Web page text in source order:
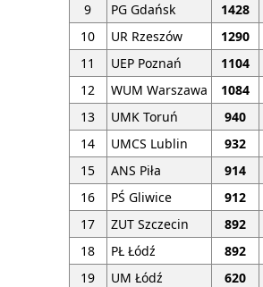
9
PG Gdańsk 1428
10
UR Rzeszów 1290
11
UEP Poznań 1104
12
WUM Warszawa 1084
13
UMK Toruń 940
14
UMCS Lublin 932
15
ANS Piła 914
16
PŚ Gliwice 912
17
ZUT Szczecin 892
18
PŁ Łódź 892
19
UM Łódź 620